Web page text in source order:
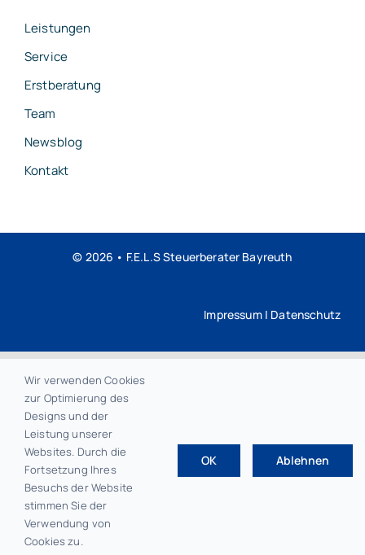
Leistungen
Service
Erstberatung
Team
Newsblog
Kontakt
© 2026 • F.E.L.S Steuerberater Bayreuth
Impressum| Datenschutz
Wir verwenden Cookies
zur Optimierung des
Designs und der
Leistung unserer
Websites. Durch die
Fortsetzung Ihres
Besuchs der Website
stimmen Sie der
Verwendung von
Cookies zu.
OK Ablehnen